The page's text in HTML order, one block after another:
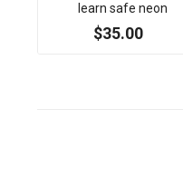
learn safe neon
$35.00